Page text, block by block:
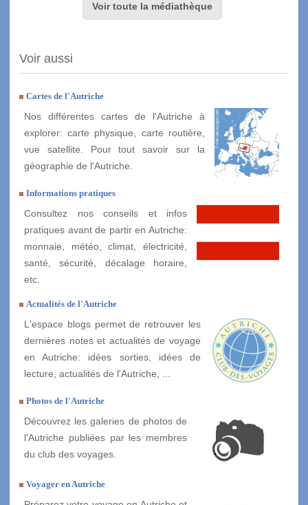
Voir toute la médiathèque
Voir aussi
Cartes de l'Autriche
Nos différentes cartes de l'Autriche à
explorer: carte physique, carte routière,
vue satellite. Pour tout savoir sur la
géographie de l'Autriche.
Informations pratiques
Consultez nos conseils et infos
pratiques avant de partir en Autriche:
monnaie, météo, climat, électricité,
santé, sécurité, décalage horaire,
etc.
Actualités de l'Autriche
L'espace blogs permet de retrouver les
dernières notes et actualités de voyage
en Autriche: idées sorties, idées de
lecture, actualités de l'Autriche, ...
Photos de l'Autriche
Découvrez les galeries de photos de
l'Autriche publiées par les membres
du club des voyages.
Voyager en Autriche